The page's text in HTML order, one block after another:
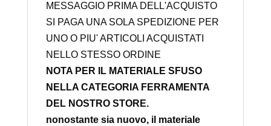
MESSAGGIO PRIMA DELL'ACQUISTO
SI PAGA UNA SOLA SPEDIZIONE PER
UNO O PIU' ARTICOLI ACQUISTATI
NELLO STESSO ORDINE
NOTA PER IL MATERIALE SFUSO
NELLA CATEGORIA FERRAMENTA
DEL NOSTRO STORE.
nonostante sia nuovo, il materiale